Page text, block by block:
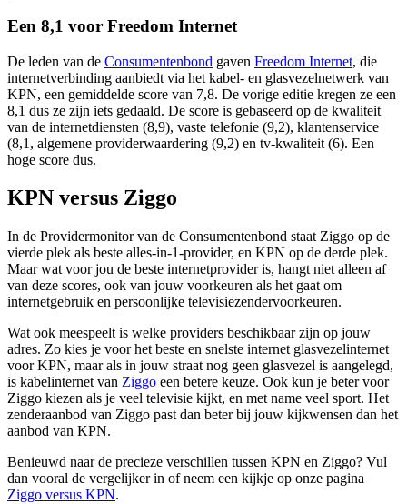
Een 8,1 voor Freedom Internet
De leden van de Consumentenbond gaven Freedom Internet, die
internetverbinding aanbiedt via het kabel- en glasvezelnetwerk van
KPN, een gemiddelde score van 7,8. De vorige editie kregen ze een
8,1 dus ze zijn iets gedaald. De score is gebaseerd op de kwaliteit
van de internetdiensten (8,9), vaste telefonie (9,2), klantenservice
(8,1, algemene providerwaardering (9,2) en tv-kwaliteit (6). Een
hoge score dus.
KPN versus Ziggo
In de Providermonitor van de Consumentenbond staat Ziggo op de
vierde plek als beste alles-in-1-provider, en KPN op de derde plek.
Maar wat voor jou de beste internetprovider is, hangt niet alleen af
van deze scores, ook van jouw voorkeuren als het gaat om
internetgebruik en persoonlijke televisiezendervoorkeuren.
Wat ook meespeelt is welke providers beschikbaar zijn op jouw
adres. Zo kies je voor het beste en snelste internet glasvezelinternet
voor KPN, maar als in jouw straat nog geen glasvezel is aangelegd,
is kabelinternet van Ziggo een betere keuze. Ook kun je beter voor
Ziggo kiezen als je veel televisie kijkt, en met name veel sport. Het
zenderaanbod van Ziggo past dan beter bij jouw kijkwensen dan het
aanbod van KPN.
Benieuwd naar de precieze verschillen tussen KPN en Ziggo? Vul
dan vooral de vergelijker in of neem een kijkje op onze pagina
Ziggo versus KPN.